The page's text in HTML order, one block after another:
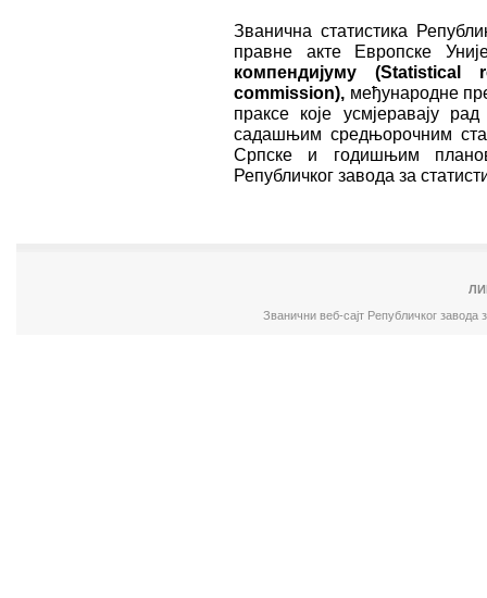
Званична статистика
правне акте Европске
компендијуму (Statistical
commission), међународне
праксе које усмјеравају
садашњим средњорочним
Српске и годишњим
Републичког завода за
Званични веб-сајт Републичког